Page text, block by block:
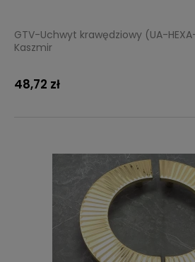
GTV-Uchwyt krawędziowy (UA-
Kaszmir
48,72 zł